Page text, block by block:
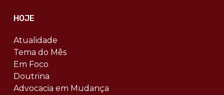
HOJE
Atualidade
Tema do Mês
Em Foco
Doutrina
Advocacia em Mudança